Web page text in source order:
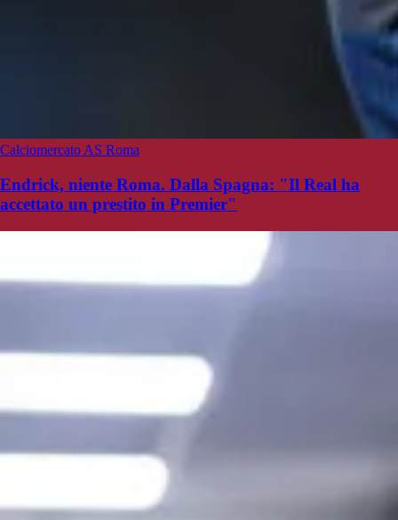
Calciomercato AS Roma
Endrick, niente Roma. Dalla Spagna: "Il Real ha
accettato un prestito in Premier"